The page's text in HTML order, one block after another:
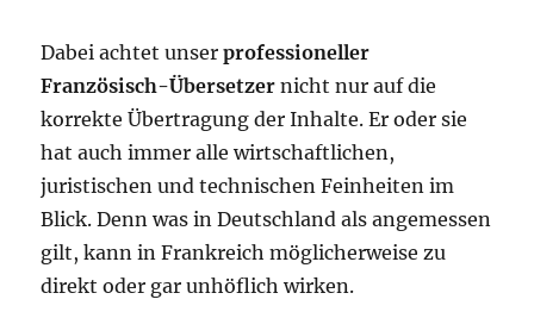
Dabei achtet unserprofessioneller
Französisch-Übersetzer nicht nur auf die
korrekte Übertragung der Inhalte. Er oder sie
hat auch immer alle wirtschaftlichen,
juristischen und technischen Feinheiten im
Blick. Denn was in Deutschland als angemessen
gilt, kann in Frankreich möglicherweise zu
direkt oder gar unhöflich wirken.